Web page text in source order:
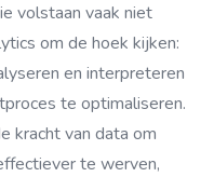
volstaan vaak niet
om de hoek kijken:
en interpreteren
te optimaliseren.
kracht van data om
te werven,